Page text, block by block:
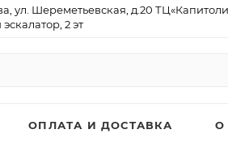
ул. Шереметьевская, д.20
2 эт
ОПЛАТА И ДОСТАВКА О